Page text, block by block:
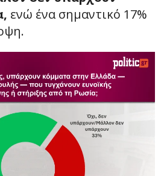
ενώ ένα σημαντικό 17%